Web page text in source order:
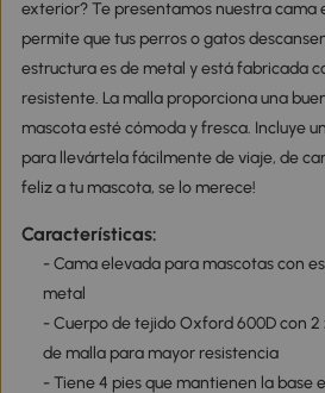
exterior? Te presentamos nuestra cama
permite que tus perros o gatos
estructura es de metal y está fabricada
resistente. La malla proporciona una
mascota esté cómoda y fresca. Incluye
para llevártela fácilmente de viaje, de
feliz a tu mascota, se lo merece!
Características:
- Cama elevada para mascotas con
metal
- Cuerpo de tejido Oxford 600D con
de malla para mayor resistencia
- Tiene 4 pies que mantienen la base